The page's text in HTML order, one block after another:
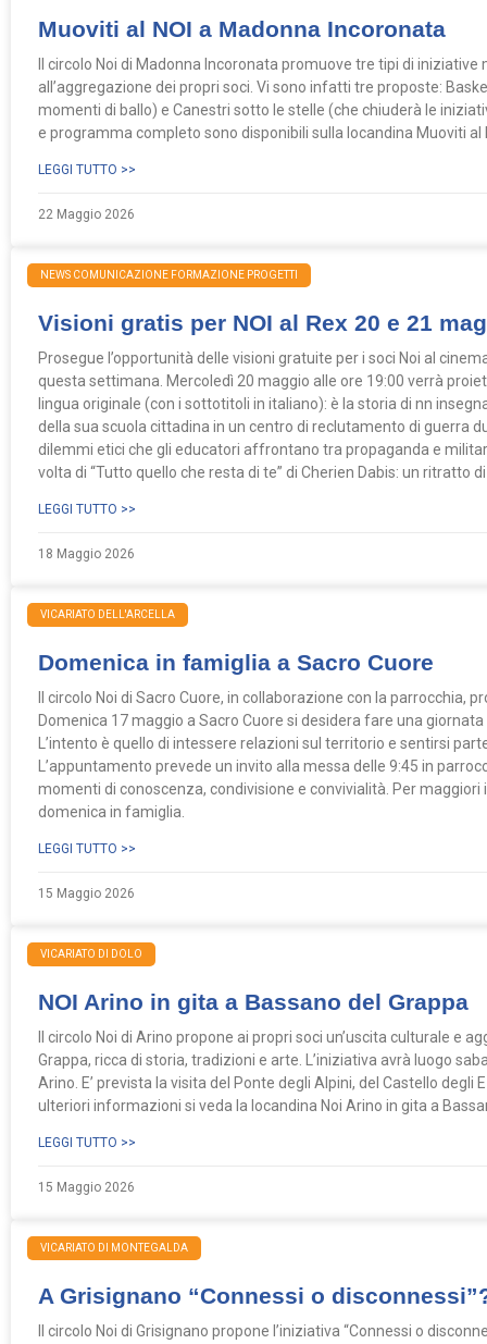
Muoviti al NOI a Madonna Incoronata
Il circolo Noi di Madonna Incoronata promuove tre tipi di
all’aggregazione dei propri soci. Vi sono infatti tre proposte:
momenti di ballo) e Canestri sotto le stelle (che chiuderà le
e programma completo sono disponibili sulla locandina Muoviti al
LEGGI TUTTO >>
22 Maggio 2026
NEWS COMUNICAZIONE FORMAZIONE PROGETTI
Visioni gratis per NOI al Rex 20 e 21
Prosegue l’opportunità delle visioni gratuite per i soci Noi al
questa settimana. Mercoledì 20 maggio alle ore 19:00 verrà
lingua originale (con i sottotitoli in italiano): è la storia di nn
della sua scuola cittadina in un centro di reclutamento di guerra
dilemmi etici che gli educatori affrontano tra propaganda e
volta di “Tutto quello che resta di te” di Cherien Dabis: un ritratto
LEGGI TUTTO >>
18 Maggio 2026
VICARIATO DELL'ARCELLA
Domenica in famiglia a Sacro Cuore
Il circolo Noi di Sacro Cuore, in collaborazione con la parrocchia,
Domenica 17 maggio a Sacro Cuore si desidera fare una
L’intento è quello di intessere relazioni sul territorio e sentirsi
L’appuntamento prevede un invito alla messa delle 9:45 in
momenti di conoscenza, condivisione e convivialità. Per
domenica in famiglia.
LEGGI TUTTO >>
15 Maggio 2026
VICARIATO DI DOLO
NOI Arino in gita a Bassano del Grappa
Il circolo Noi di Arino propone ai propri soci un’uscita culturale e
Grappa, ricca di storia, tradizioni e arte. L’iniziativa avrà luogo
Arino. E’ prevista la visita del Ponte degli Alpini, del Castello
ulteriori informazioni si veda la locandina Noi Arino in gita a
LEGGI TUTTO >>
15 Maggio 2026
VICARIATO DI MONTEGALDA
A Grisignano “Connessi o
Il circolo Noi di Grisignano propone l’iniziativa “Connessi o